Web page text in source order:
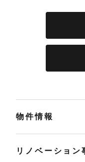
物件情報
リノベーション